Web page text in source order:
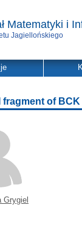
Matematyki i
Jagiellońskiego
fragment of
Grygiel